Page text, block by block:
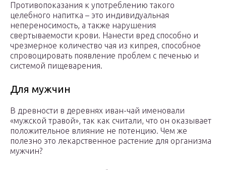
Противопоказания к употреблению такого
целебного напитка – это индивидуальная
непереносимость, а также нарушения
свертываемости крови. Нанести вред способно и
чрезмерное количество чая из кипрея, способное
спровоцировать появление проблем с печенью и
системой пищеварения.
Для мужчин
В древности в деревнях иван-чай именовали
«мужской травой», так как считали, что он оказывает
положительное влияние не потенцию. Чем же
полезно это лекарственное растение для организма
мужчин?